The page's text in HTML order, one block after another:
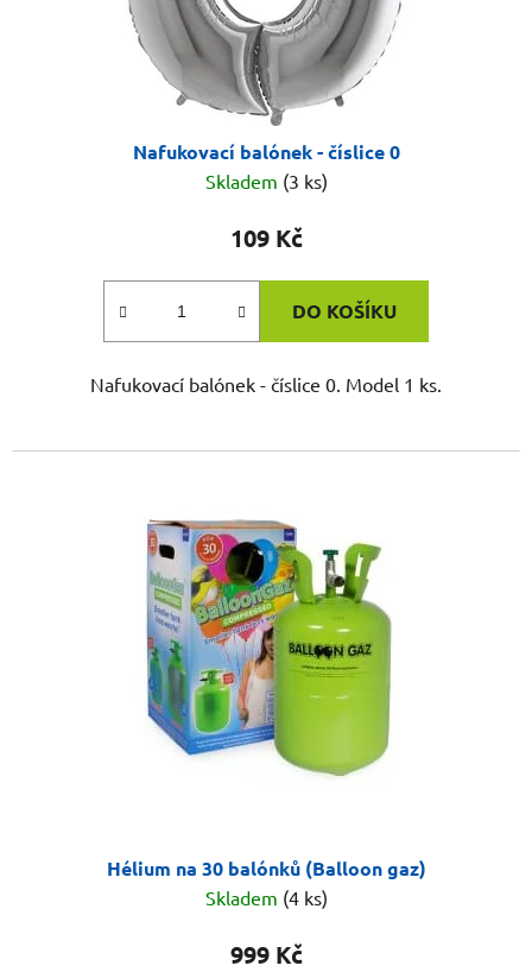
Nafukovací balónek - číslice 0
Skladem (3 ks)
109 Kč
DO KOŠÍKU
Nafukovací balónek - číslice 0. Model 1 ks.
Hélium na 30 balónků (Balloon gaz)
Skladem (4 ks)
999 Kč